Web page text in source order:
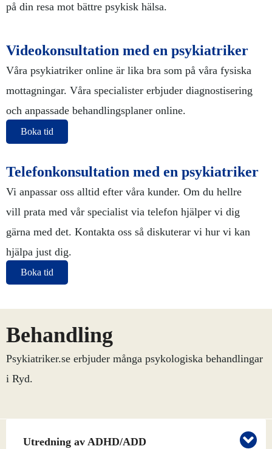
på din resa mot bättre psykisk hälsa.
Videokonsultation med en psykiatriker
Våra psykiatriker online är lika bra som på våra fysiska
mottagningar. Våra specialister erbjuder diagnostisering
och anpassade behandlingsplaner online.
Boka tid
Telefonkonsultation med en psykiatriker
Vi anpassar oss alltid efter våra kunder. Om du hellre
vill prata med vår specialist via telefon hjälper vi dig
gärna med det. Kontakta oss så diskuterar vi hur vi kan
hjälpa just dig.
Boka tid
Behandling
Psykiatriker.se erbjuder många psykologiska behandlingar
i Ryd.
Utredning av ADHD/ADD